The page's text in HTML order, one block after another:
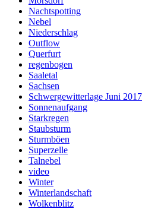
Nachtspotting
Nebel
Niederschlag
Outflow
Querfurt
regenbogen
Saaletal
Sachsen
Schwergewitterlage Juni 2017
Sonnenaufgang
Starkregen
Staubsturm
Sturmböen
Superzelle
Talnebel
video
Winter
Winterlandschaft
Wolkenblitz